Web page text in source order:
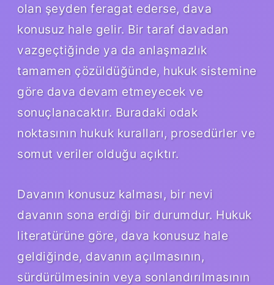
olan şeyden feragat ederse, dava
konusuz hale gelir. Bir taraf davadan
vazgeçtiğinde ya da anlaşmazlık
tamamen çözüldüğünde, hukuk sistemine
göre dava devam etmeyecek ve
sonuçlanacaktır. Buradaki odak
noktasının hukuk kuralları, prosedürler ve
somut veriler olduğu açıktır.
Davanın konusuz kalması, bir nevi
davanın sona erdiği bir durumdur. Hukuk
literatürüne göre, dava konusuz hale
geldiğinde, davanın açılmasının,
sürdürülmesinin veya sonlandırılmasının